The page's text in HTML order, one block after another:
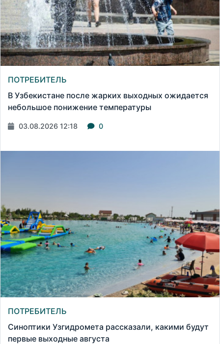
ПОТРЕБИТЕЛЬ
В Узбекистане после жарких выходных ожидается
небольшое понижение температуры
03.08.2026 12:18 0
ПОТРЕБИТЕЛЬ
Синоптики Узгидромета рассказали, какими будут
первые выходные августа